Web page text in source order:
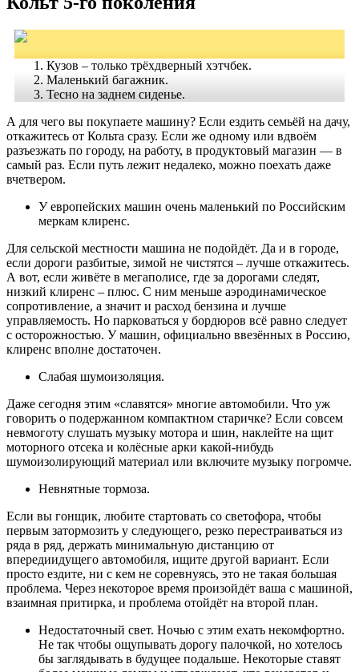
Кузов – только трёхдверный хэтчбек.
Маленький багажник.
Тесно на заднем сиденье.
А для чего вы покупаете машину? Если ездить семьёй на дачу,
откажитесь от Кольта сразу. Если же одному или вдвоём
разъезжать по городу, на работу, в продуктовый магазин — в
самый раз. Если путь лежит недалеко, можно поехать даже
вчетвером.
У европейских машин очень маленький по Российским
меркам клиренс.
Для сельской местности машина не подойдёт. Да и в городе,
если дороги разбитые, зимой не чистятся – лучше откажитесь.
А вот, если живёте в мегаполисе, где за дорогами следят,
низкий клиренс – плюс. С ним меньше аэродинамическое
сопротивление, а значит и расход бензина и лучше
управляемость. Но парковаться у бордюров всё равно следует
с осторожностью. У машин, официально ввезённых в Россию,
клиренс вполне достаточен.
Слабая шумоизоляция.
Даже сегодня этим «славятся» многие автомобили. Что уж
говорить о подержанном компактном старичке? Если совсем
невмоготу слушать музыку мотора и шин, наклейте на щит
моторного отсека и колёсные арки какой-нибудь
шумоизолирующий материал или включите музыку погромче.
Невнятные тормоза.
Если вы гонщик, любите стартовать со светофора, чтобы
первым затормозить у следующего, резко перестраиваться из
ряда в ряд, держать минимальную дистанцию от
впередиидущего автомобиля, ищите другой вариант. Если
просто ездите, ни с кем не соревнуясь, это не такая большая
проблема. Через некоторое время произойдёт ваша с машиной,
взаимная притирка, и проблема отойдёт на второй план.
Недостаточный свет. Ночью с этим ехать некомфортно.
Не так чтобы ощупывать дорогу палочкой, но хотелось
бы заглядывать в будущее подальше. Некоторые ставят